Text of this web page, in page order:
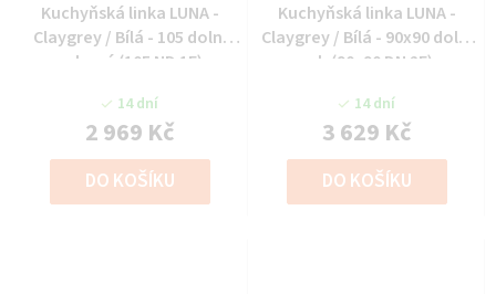
Kuchyňská linka LUNA -
Claygrey / Bílá - 105 dolní
rohová (105 ND 1F)
14 dní
2 969 Kč
DO KOŠÍKU
Kuchyňská linka LUNA -
Claygrey / Bílá - 90x90 dolní
roh (90x90 DN 2F)
14 dní
3 629 Kč
DO KOŠÍKU